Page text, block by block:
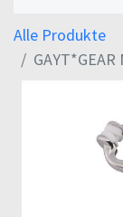
Alle Produkte
GAYT*GEAR